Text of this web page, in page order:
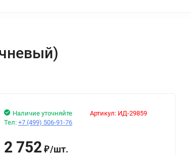
Артикул: ИД-29859
Наличие уточняйте
Тел:+7 (499) 506-91-76
2 752 ₽/шт.